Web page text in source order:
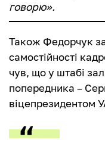
говорю».
Також Федорчук
самостійності
чув, що у штабі
попередника –
віцепрезидентом